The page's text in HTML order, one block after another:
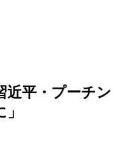
近平・プーチン